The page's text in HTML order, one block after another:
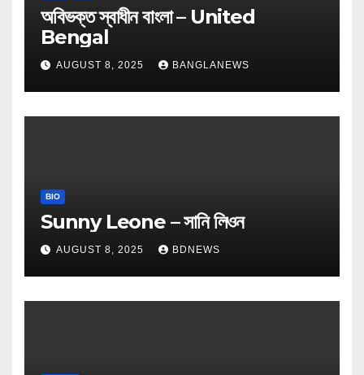
অবিভক্ত স্বাধীন বাংলা – United
Bengal
AUGUST 8, 2025 BANGLANEWS
BIO
Sunny Leone – সানি লিওন
AUGUST 8, 2025 BDNEWS